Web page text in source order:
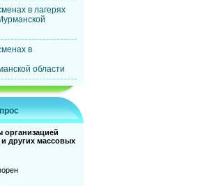
в лагерях
в
области
других массовых